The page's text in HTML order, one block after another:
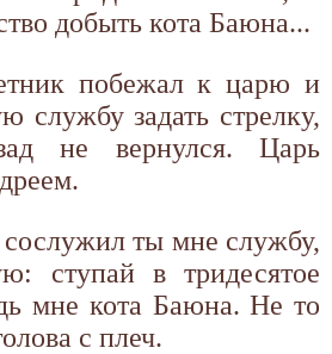
добыть кота Баюна...
побежал к царю и
службу задать стрелку,
не вернулся. Царь
ты мне службу,
ступай в тридесятое
мне кота Баюна. Не то
с плеч.